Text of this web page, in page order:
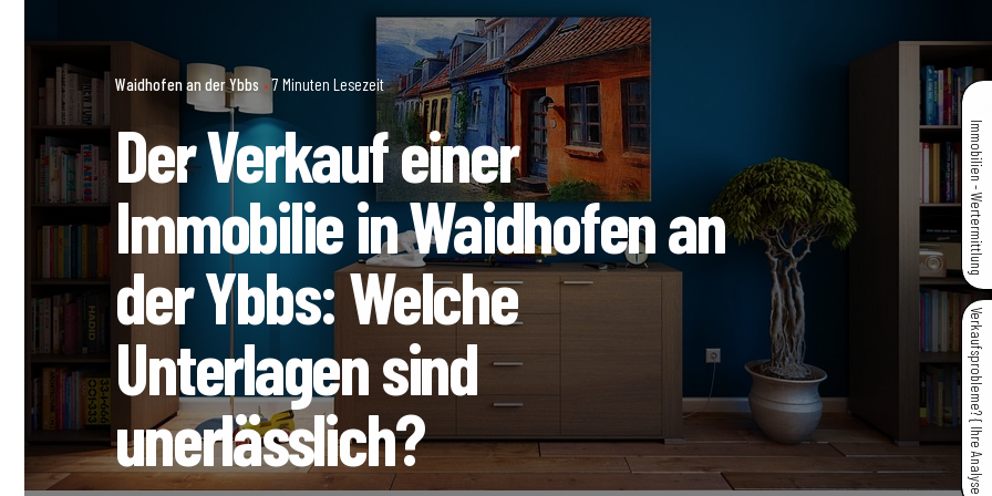
Waidhofen an der Ybbs 7 Minuten Lesezeit
Der Verkauf einer
Immobilie in Waidhofen an
der Ybbs: Welche
Unterlagen sind
unerlässlich?
Immobilien - Wertermittlung
Verkaufsprobleme? { Ihre Analyse }